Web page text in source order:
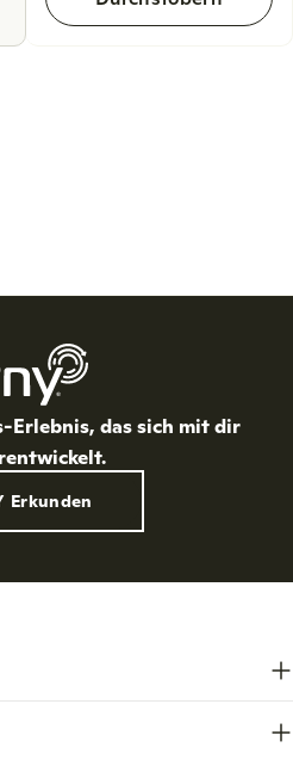
Erlebnis, das sich mit dir
Erkunden